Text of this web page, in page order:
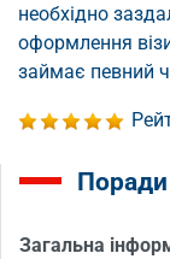
необхідно
оформлення
займає певний
Поради
Загальна